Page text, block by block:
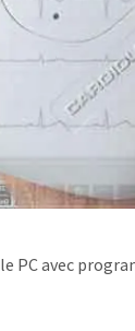
PC avec